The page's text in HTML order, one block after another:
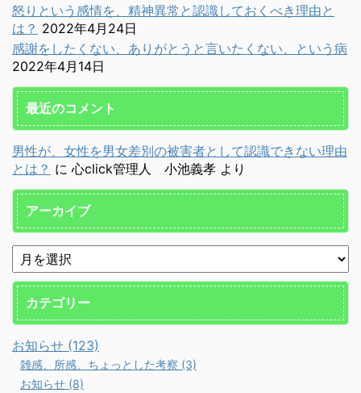
怒りという感情を、精神異常と認識しておくべき理由と
は？ 2022年4月24日
感謝をしたくない、ありがとうと言いたくない、という病
2022年4月14日
最近のコメント
男性が、女性を男女差別の被害者として認識できない理由
とは？ に 心click管理人 小池義孝 より
アーカイブ
カテゴリー
お知らせ (123)
雑感、所感、ちょっとした考察 (3)
お知らせ (8)